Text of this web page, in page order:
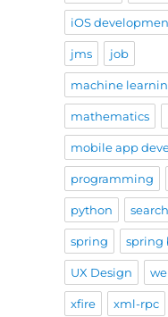
iOS
jms job
machine
mathematics
mobile app
programming
python search
spring spring
UX Design
xfire xml-rpc